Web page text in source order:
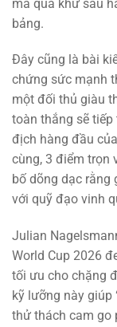
ma quá khứ sau
bảng.
Đây cũng là bài
chứng sức mạnh
một đối thủ giàu
toàn thắng sẽ
địch hàng đầu
cùng, 3 điểm trọn
bố dõng dạc rằng
với quỹ đạo vinh
Julian
World Cup 2026
tối ưu cho chặng
kỹ lưỡng này giúp
thử thách cam go